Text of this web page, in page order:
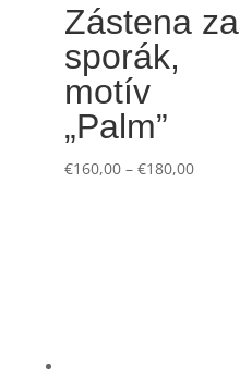
Zástena za
sporák,
motív
„Palm”
€160,00– €180,00